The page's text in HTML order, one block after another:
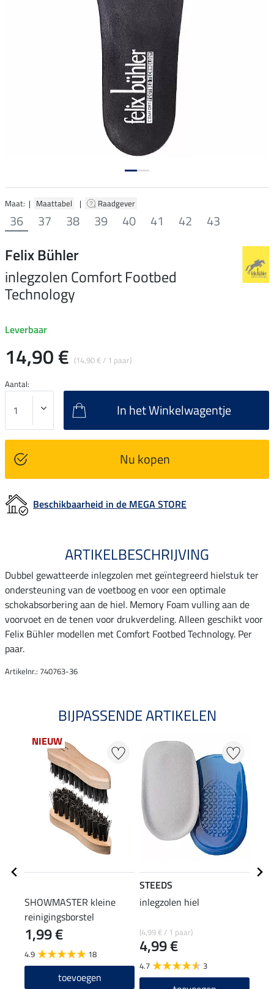
Maat: | Maattabel | Raadgever
36 37 38 39 40 41 42 43
Felix Bühler
inlegzolen Comfort Footbed
Technology
Leverbaar
14,90 € (14,90 € / 1 paar)
Aantal:
In het Winkelwagentje
Nu kopen
Beschikbaarheid in de MEGA STORE
ARTIKELBESCHRIJVING
Dubbel gewatteerde inlegzolen met geïntegreerd hielstuk ter
ondersteuning van de voetboog en voor een optimale
schokabsorbering aan de hiel. Memory Foam vulling aan de
voorvoet en de tenen voor drukverdeling. Alleen geschikt voor
Felix Bühler modellen met Comfort Footbed Technology. Per
paar.
Artikelnr.: 740763-36
BIJPASSENDE ARTIKELEN
NIEUW
SHOWMASTER kleine
reinigingsborstel
1,99 €
4.9 18
toevoegen
STEEDS
inlegzolen hiel
(4,99 € / 1 paar)
4,99 €
4.7 3